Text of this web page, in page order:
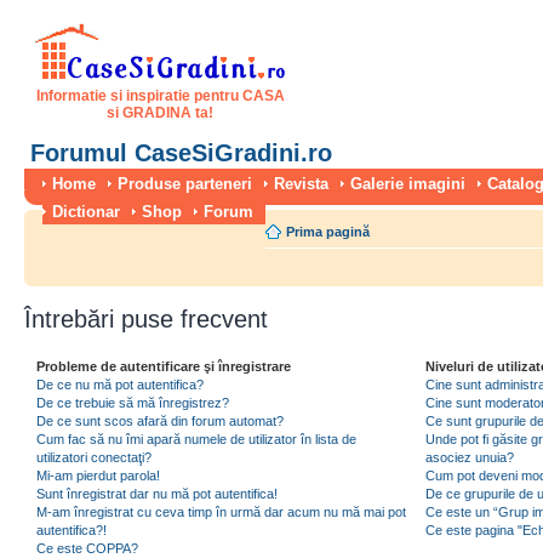
Informatie si inspiratie pentru CASA
si GRADINA ta!
Forumul CaseSiGradini.ro
Home Produse parteneri Revista Galerie imagini
Dictionar
Shop Forum
Prima pagină
Întrebări puse frecvent
Probleme de autentificare şi înregistrare
De ce nu mă pot autentifica?
De ce trebuie să mă înregistrez?
De ce sunt scos afară din forum automat?
Cum fac să nu îmi apară numele de utilizator în lista de
utilizatori conectaţi?
Mi-am pierdut parola!
Sunt înregistrat dar nu mă pot autentifica!
M-am înregistrat cu ceva timp în urmă dar acum nu mă mai pot
autentifica?!
Ce este COPPA?
Niveluri de
Cine sunt
Cine sunt
Ce sunt grupurile
Unde pot fi găsite
asociez unuia?
Cum pot deveni
De ce grupurile de
Ce este un “Grup
Ce este pagina